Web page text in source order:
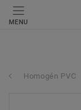
MENU
Homogén PVC